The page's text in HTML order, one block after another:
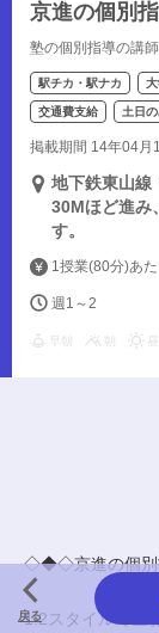
京進の個別
塾の個別指導の講
駅チカ・駅ナカ
交通費支給 土日
掲載期間 14年04月
地下鉄東山
30Mほど進み
す。
1授業(80分)あ
週1～2
◇◆◇京進の個
1:2スタイルで生
戻る